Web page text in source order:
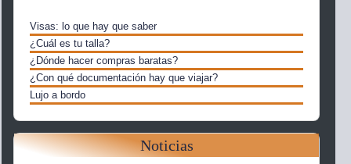
Visas: lo que hay que saber
¿Cuál es tu talla?
¿Dónde hacer compras baratas?
¿Con qué documentación hay que viajar?
Lujo a bordo
Noticias